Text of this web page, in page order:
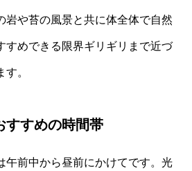
岩や苔の風景と共に体全体で自然
すめできる限界ギリギリまで近づ
。
すすめの時間帯
午前中から昼前にかけてです。光